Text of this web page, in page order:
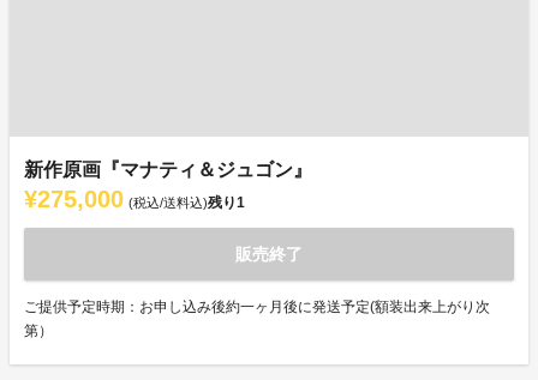
新作原画『マナティ＆ジュゴン』
¥275,000 (税込/送料込)残り1
販売終了
ご提供予定時期：お申し込み後約一ヶ月後に発送予定(額装出来上がり次
第）